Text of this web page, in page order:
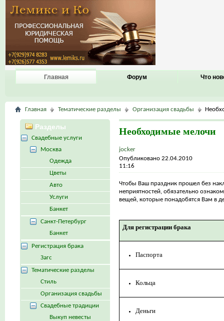
Главная Форум Что
Главная Тематические разделы Организация свадьбы
Необходимые мелочи
jocker
Опубликовано 22.04.2010
11:16
Чтобы Ваш праздник прошел без
неприятностей, обязательно
вещей, которые понадобятся Вам в
Для регистрации брака
Паспорта
Кольца
Деньги
Разделы
Свадебные услуги
Москва
Одежда
Цветы
Авто
Услуги
Банкет
Санкт-Петербург
Банкет
Регистрация брака
Загс
Тематические разделы
Стиль
Организация свадьбы
Свадебные традиции
Выкуп невесты